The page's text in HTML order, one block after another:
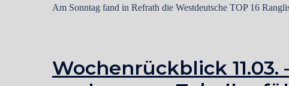
Am Sonntag fand in Refrath die Westdeutsche TOP 16
Wochenrückblick 11.03.